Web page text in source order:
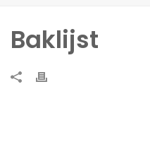
Baklijst